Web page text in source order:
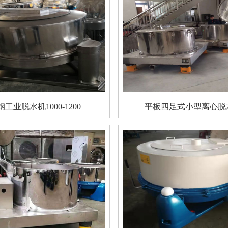
工业脱水机1000-1200 平板四足式小型离心脱